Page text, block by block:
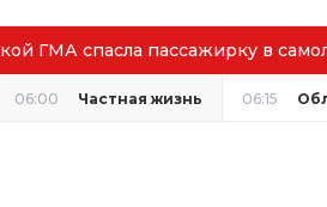
первенство России по лёгкой
06:00 Частная жизнь 06:15